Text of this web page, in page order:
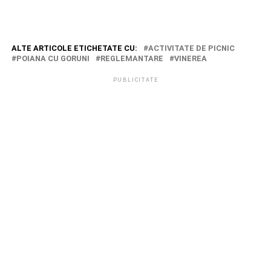
ALTE ARTICOLE ETICHETATE CU:
ACTIVITATE DE PICNIC
POIANA CU GORUNI
REGLEMANTARE VINEREA
PUBLICITATE